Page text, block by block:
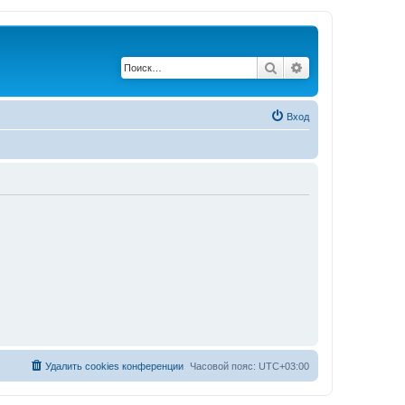
Поиск
Вход
Часовой пояс: UTC+03:00
Удалить cookies конференции